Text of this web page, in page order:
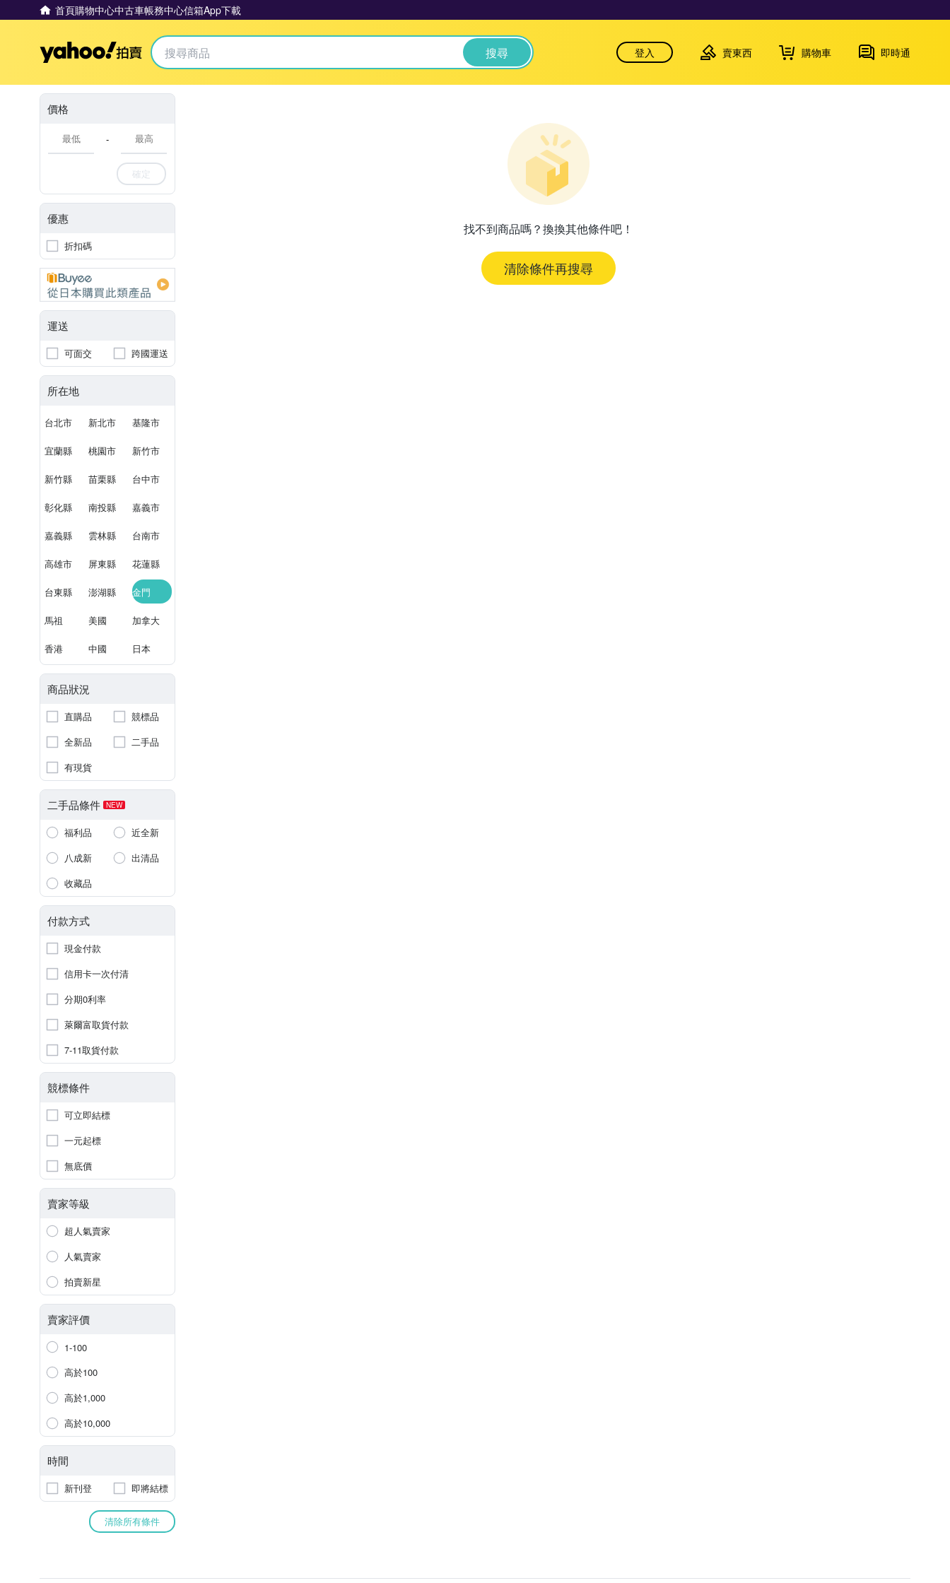
首頁購物中心中古車帳務中心信箱App下載
Yahoo拍賣 搜尋 登入 賣東西 購物車 即時通
價格
-
確定
優惠
折扣碼
運送
可面交 跨國運送
所在地
台北市 新北市 基隆市
宜蘭縣 桃園市 新竹市
新竹縣 苗栗縣 台中市
彰化縣 南投縣 嘉義市
嘉義縣 雲林縣 台南市
高雄市 屏東縣 花蓮縣
台東縣 澎湖縣 金門
馬祖 美國 加拿大
香港 中國 日本
商品狀況
直購品
競標品
全新品
二手品
有現貨
二手品條件 NEW
福利品
近全新
八成新
出清品
收藏品
付款方式
現金付款
信用卡一次付清
分期0利率
萊爾富取貨付款
7-11取貨付款
競標條件
可立即結標
一元起標
無底價
賣家等級
超人氣賣家
人氣賣家
拍賣新星
賣家評價
1-100
高於100
高於1,000
高於10,000
時間
新刊登 即將結標
清除所有條件
找不到商品嗎？換換其他條件吧！
清除條件再搜尋